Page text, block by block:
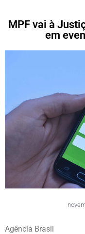
MPF vai à
em
Agência Brasil